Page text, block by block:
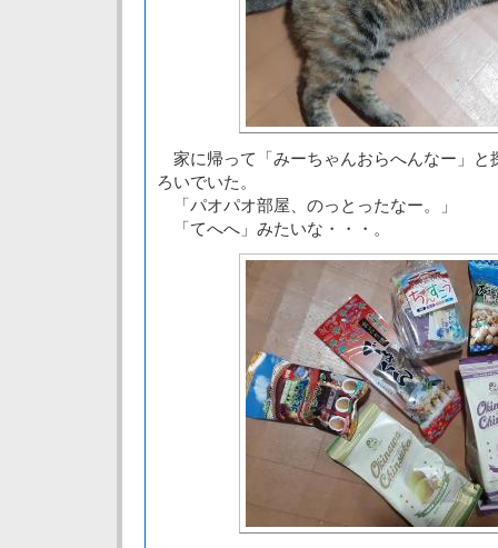
家に帰って「みーちゃんおらへんなー」と
ろいでいた。
「パオパオ部屋、のっとったなー。」
「てへへ」みたいな・・・。